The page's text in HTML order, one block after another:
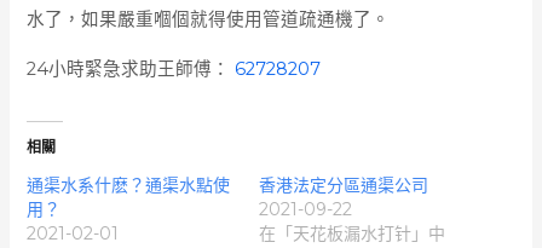
水了，如果嚴重嗰個就得使用管道疏通機了。
24小時緊急求助王師傅： 62728207
相關
通渠水系什麽？通渠水點使
用？
2021-02-01
香港法定分區通渠公司
2021-09-22
在「天花板漏水打针」中